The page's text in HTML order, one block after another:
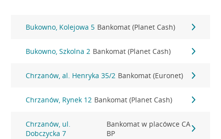
Bukowno, Kolejowa 5 Bankomat (Planet Cash)
Bukowno, Szkolna 2 Bankomat (Planet Cash)
Chrzanów, al. Henryka 35/2 Bankomat (Euronet)
Chrzanów, Rynek 12 Bankomat (Planet Cash)
Chrzanów, ul.
Dobczycka 7
Bankomat w placówce CA
BP